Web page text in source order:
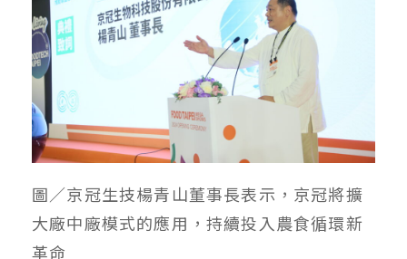
圖／京冠生技楊青山董事長表示，京冠將擴
大廠中廠模式的應用，持續投入農食循環新
革命